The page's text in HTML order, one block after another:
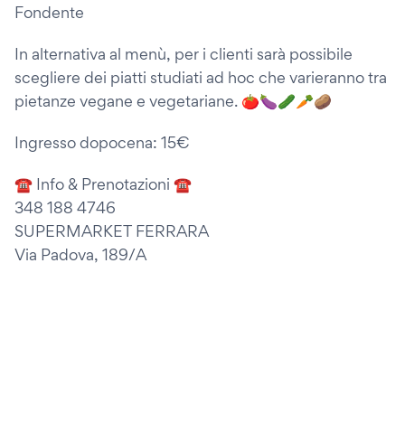
Fondente
In alternativa al menù, per i clienti sarà possibile
scegliere dei piatti studiati ad hoc che varieranno tra
pietanze vegane e vegetariane. 🍅🍆🥒🥕🥔
Ingresso dopocena: 15€
☎️ Info & Prenotazioni ☎️
348 188 4746
SUPERMARKET FERRARA
Via Padova, 189/A